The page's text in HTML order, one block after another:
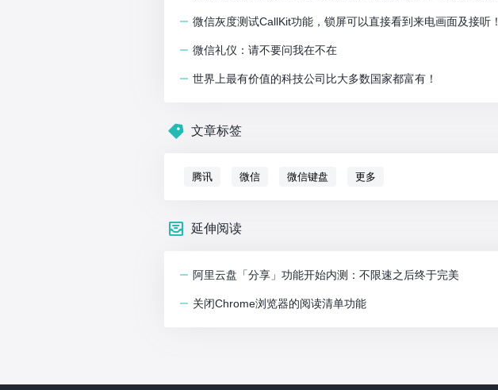
微信灰度测试CallKit功能，锁屏可以直接看到来电画面及接听！
微信礼仪：请不要问我在不在
世界上最有价值的科技公司比大多数国家都富有！
文章标签
腾讯 微信 微信键盘 更多
延伸阅读
阿里云盘「分享」功能开始内测：不限速之后终于完美
关闭Chrome浏览器的阅读清单功能